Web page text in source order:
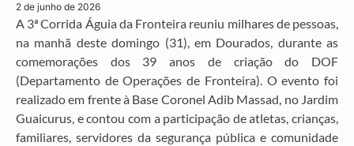
2 de junho de 2026
A 3ª Corrida Águia da Fronteira reuniu milhares de pessoas,
na manhã deste domingo (31), em Dourados, durante as
comemorações dos 39 anos de criação do DOF
(Departamento de Operações de Fronteira). O evento foi
realizado em frente à Base Coronel Adib Massad, no Jardim
Guaicurus, e contou com a participação de atletas, crianças,
familiares, servidores da segurança pública e comunidade